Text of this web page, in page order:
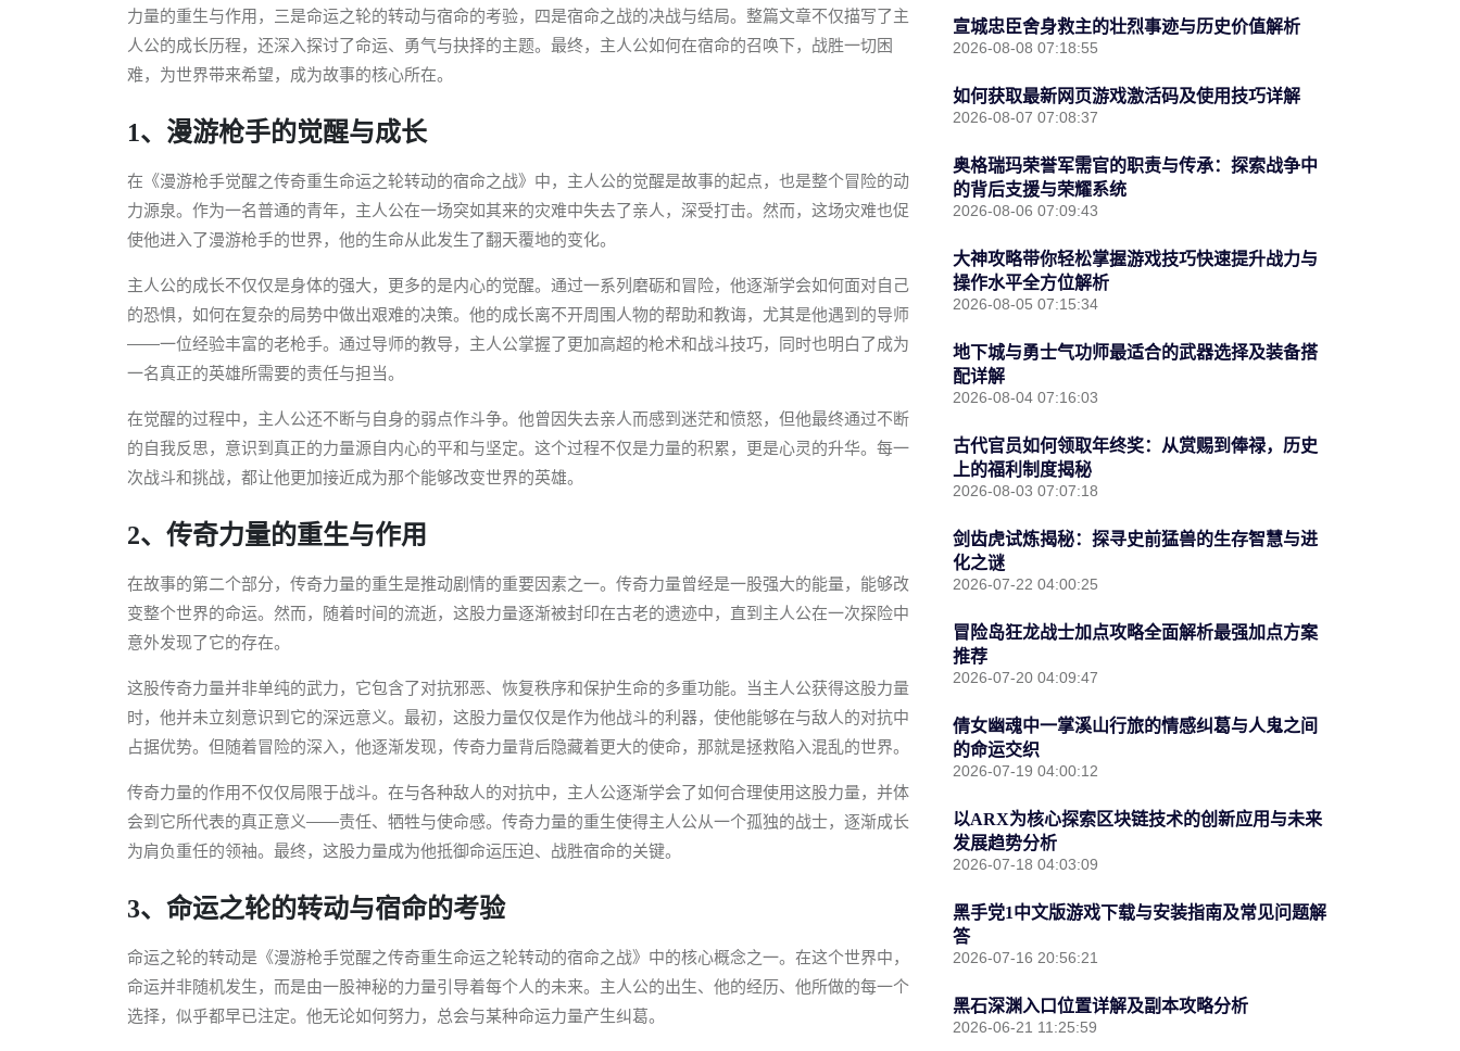
力量的重生与作用，三是命运之轮的转动与宿命的考验，四是宿命之战的决战与结局。整篇文章不仅描写了主
人公的成长历程，还深入探讨了命运、勇气与抉择的主题。最终，主人公如何在宿命的召唤下，战胜一切困
难，为世界带来希望，成为故事的核心所在。
1、漫游枪手的觉醒与成长
在《漫游枪手觉醒之传奇重生命运之轮转动的宿命之战》中，主人公的觉醒是故事的起点，也是整个冒险的动
力源泉。作为一名普通的青年，主人公在一场突如其来的灾难中失去了亲人，深受打击。然而，这场灾难也促
使他进入了漫游枪手的世界，他的生命从此发生了翻天覆地的变化。
主人公的成长不仅仅是身体的强大，更多的是内心的觉醒。通过一系列磨砺和冒险，他逐渐学会如何面对自己
的恐惧，如何在复杂的局势中做出艰难的决策。他的成长离不开周围人物的帮助和教诲，尤其是他遇到的导师
——一位经验丰富的老枪手。通过导师的教导，主人公掌握了更加高超的枪术和战斗技巧，同时也明白了成为
一名真正的英雄所需要的责任与担当。
在觉醒的过程中，主人公还不断与自身的弱点作斗争。他曾因失去亲人而感到迷茫和愤怒，但他最终通过不断
的自我反思，意识到真正的力量源自内心的平和与坚定。这个过程不仅是力量的积累，更是心灵的升华。每一
次战斗和挑战，都让他更加接近成为那个能够改变世界的英雄。
2、传奇力量的重生与作用
在故事的第二个部分，传奇力量的重生是推动剧情的重要因素之一。传奇力量曾经是一股强大的能量，能够改
变整个世界的命运。然而，随着时间的流逝，这股力量逐渐被封印在古老的遗迹中，直到主人公在一次探险中
意外发现了它的存在。
这股传奇力量并非单纯的武力，它包含了对抗邪恶、恢复秩序和保护生命的多重功能。当主人公获得这股力量
时，他并未立刻意识到它的深远意义。最初，这股力量仅仅是作为他战斗的利器，使他能够在与敌人的对抗中
占据优势。但随着冒险的深入，他逐渐发现，传奇力量背后隐藏着更大的使命，那就是拯救陷入混乱的世界。
传奇力量的作用不仅仅局限于战斗。在与各种敌人的对抗中，主人公逐渐学会了如何合理使用这股力量，并体
会到它所代表的真正意义——责任、牺牲与使命感。传奇力量的重生使得主人公从一个孤独的战士，逐渐成长
为肩负重任的领袖。最终，这股力量成为他抵御命运压迫、战胜宿命的关键。
3、命运之轮的转动与宿命的考验
命运之轮的转动是《漫游枪手觉醒之传奇重生命运之轮转动的宿命之战》中的核心概念之一。在这个世界中，
命运并非随机发生，而是由一股神秘的力量引导着每个人的未来。主人公的出生、他的经历、他所做的每一个
选择，似乎都早已注定。他无论如何努力，总会与某种命运力量产生纠葛。
宣城忠臣舍身救主的壮烈事迹与历史价值解析
2026-08-08 07:18:55
如何获取最新网页游戏激活码及使用技巧详解
2026-08-07 07:08:37
奥格瑞玛荣誉军需官的职责与传承：探索战争中
的背后支援与荣耀系统
2026-08-06 07:09:43
大神攻略带你轻松掌握游戏技巧快速提升战力与
操作水平全方位解析
2026-08-05 07:15:34
地下城与勇士气功师最适合的武器选择及装备搭
配详解
2026-08-04 07:16:03
古代官员如何领取年终奖：从赏赐到俸禄，历史
上的福利制度揭秘
2026-08-03 07:07:18
剑齿虎试炼揭秘：探寻史前猛兽的生存智慧与进
化之谜
2026-07-22 04:00:25
冒险岛狂龙战士加点攻略全面解析最强加点方案
推荐
2026-07-20 04:09:47
倩女幽魂中一掌溪山行旅的情感纠葛与人鬼之间
的命运交织
2026-07-19 04:00:12
以ARX为核心探索区块链技术的创新应用与未来
发展趋势分析
2026-07-18 04:03:09
黑手党1中文版游戏下载与安装指南及常见问题解
答
2026-07-16 20:56:21
黑石深渊入口位置详解及副本攻略分析
2026-06-21 11:25:59